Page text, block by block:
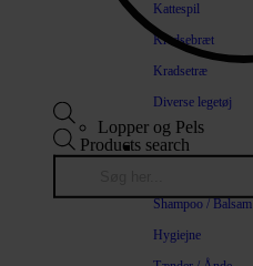
Kattespil
Kradsebræt
Kradsetræ
Diverse legetøj
Lopper og Pels
Shampoo / Balsam
Hygiejne
Products search